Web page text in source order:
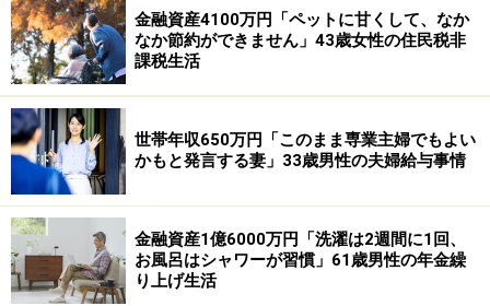
の月6万5000円。賃貸なので更新料もあり、この先いつ
まで払い続けられるかが一番の悩みです」と話すあじさ
いさん。
物価高の影響については、特に「食料品の値上げが激し
く、以前は当たり前に買っていた牛肉や刺身が高級品に
感じられます。野菜も高騰している時は冷凍野菜を活用
するなど工夫していますが、栄養バランスを保つのが難
しく」日々頭を悩ませているとのこと。
また税金や社会保険料についても、「収入が少ない割
金融資産4100万円「ペットに甘くして、なか
なか節約ができません」43歳女性の住民税非
課税生活
世帯年収650万円「このまま専業主婦でもよい
かもと発言する妻」33歳男性の夫婦給与事情
金融資産1億6000万円「洗濯は2週間に1回、
お風呂はシャワーが習慣」61歳男性の年金繰
り上げ生活